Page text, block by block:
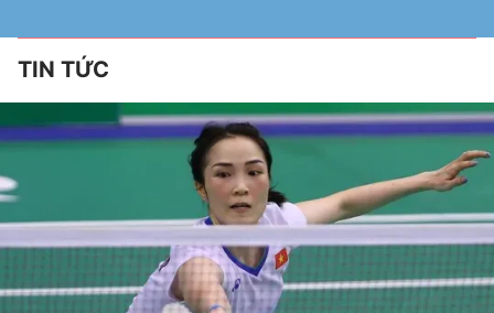
TIN TỨC